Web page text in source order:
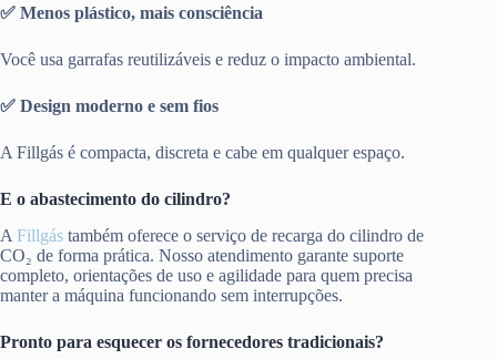
✅ Menos plástico, mais consciência
Você usa garrafas reutilizáveis e reduz o impacto ambiental.
✅ Design moderno e sem fios
A Fillgás é compacta, discreta e cabe em qualquer espaço.
E o abastecimento do cilindro?
A Fillgás também oferece o serviço de recarga do cilindro de
CO₂ de forma prática. Nosso atendimento garante suporte
completo, orientações de uso e agilidade para quem precisa
manter a máquina funcionando sem interrupções.
Pronto para esquecer os fornecedores tradicionais?